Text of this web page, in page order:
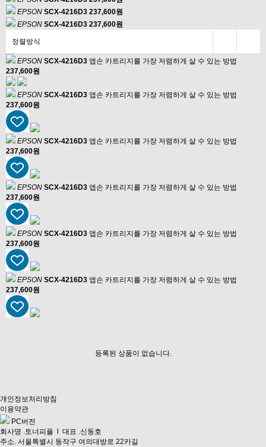
EPSON SCX-4216D3 237,600원
EPSON SCX-4216D3 237,600원
정렬방식
EPSON SCX-4216D3 앱손 카트리지를 가장 저렴하게 살 수 있는 방법
237,600원
EPSON SCX-4216D3 앱손 카트리지를 가장 저렴하게 살 수 있는 방법
237,600원
EPSON SCX-4216D3 앱손 카트리지를 가장 저렴하게 살 수 있는 방법
237,600원
EPSON SCX-4216D3 앱손 카트리지를 가장 저렴하게 살 수 있는 방법
237,600원
EPSON SCX-4216D3 앱손 카트리지를 가장 저렴하게 살 수 있는 방법
237,600원
EPSON SCX-4216D3 앱손 카트리지를 가장 저렴하게 살 수 있는 방법
237,600원
등록된 상품이 없습니다.
개인정보처리방침
이용약관
PC버전
회사명 .토너피플 l 대표 .신동호
주소. 서울특별시 동작구 여의대방로 22카길